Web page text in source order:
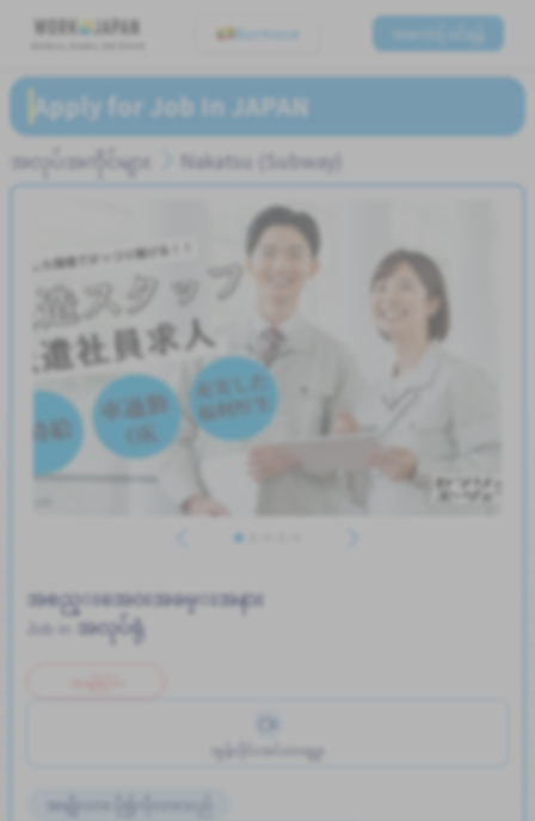
Burmese
Apply for Job In JAPAN
အလုပ်အကိုင်များ Nakatsu (Subway)
အစည္းအေ၀းအခမ္းအနား
အလုပ်ရုံ
အွန်လိုင်းအင်တာဗျူး
အမျိုးသား ပို၍လိုလားသည်